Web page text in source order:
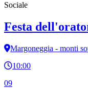
Sociale
Festa
Margoneggia - monti
10:00
09